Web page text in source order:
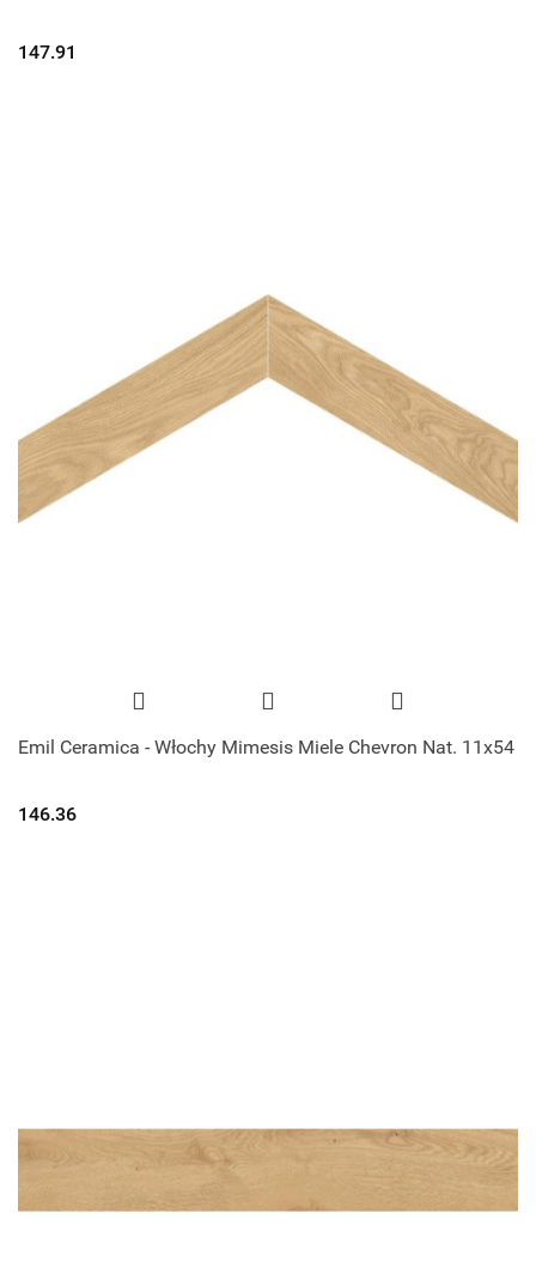
147.91
Emil Ceramica - Włochy Mimesis Miele Chevron Nat. 11x54
146.36